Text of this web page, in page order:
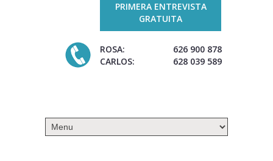
PRIMERA ENTREVISTA
GRATUITA
ROSA:
626 900 878
CARLOS:
628 039 589